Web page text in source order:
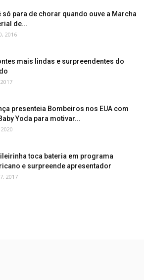
só para de chorar quando ouve a Marcha
de...
2016
mais lindas e surpreendentes do
presenteia Bombeiros nos EUA com
Yoda para motivar...
toca bateria em programa
e surpreende apresentador
2017